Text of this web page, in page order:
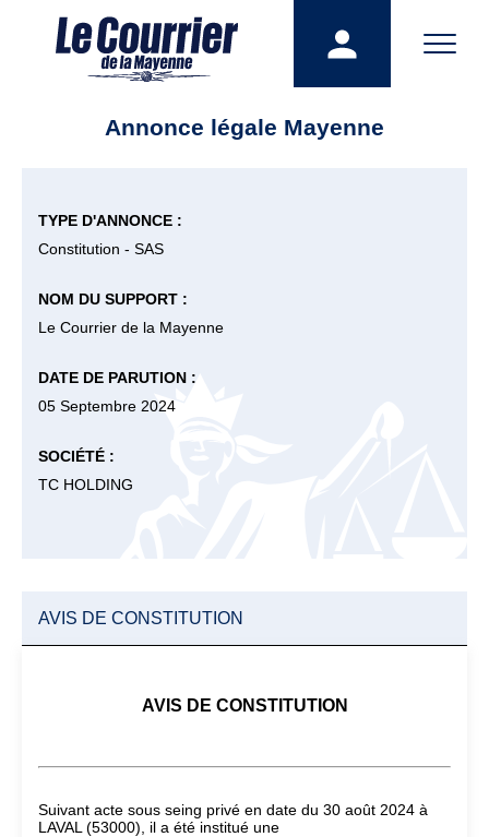
Annonce légale Mayenne
TYPE D'ANNONCE :
Constitution - SAS
NOM DU SUPPORT :
Le Courrier de la Mayenne
DATE DE PARUTION :
05 Septembre 2024
SOCIÉTÉ :
TC HOLDING
AVIS DE CONSTITUTION
AVIS DE CONSTITUTION
Suivant acte sous seing privé en date du 30 août 2024 à
LAVAL (53000), il a été institué une